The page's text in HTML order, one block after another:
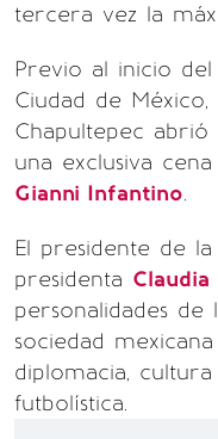
tercera vez la
Previo al inicio del
Ciudad de
Chapultepec
una exclusiva
Gianni Infantino.
El presidente de
presidenta Claudia
personalidades
sociedad
diplomacia,
futbolística.